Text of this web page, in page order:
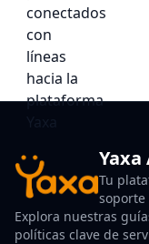
Tu
soporte
Explora nuestras
políticas clave de